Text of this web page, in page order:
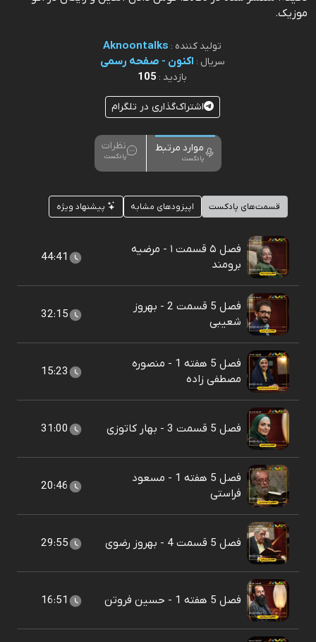
موزیک.
تولید کننده : Aknoontalks
سریال : اکنون - صفحه رسمی
بازدید : 105
اشتراک‌گذاری در تلگرام
موارد مرتبط
پادکست
نظرات
پادکست
قسمت‌های پادکست اپیزودهای مشابه پیشنهاد ویژه
فصل ۵ قسمت ۱ - مرضیه
برومند
44:41
فصل 5 قسمت 2 - بهروز
شعیبی
32:15
فصل 5 هفته 1 - منصوره
مصطفی زاده
15:23
فصل 5 قسمت 3 - بهار کاتوزی 31:00
فصل 5 هفته 1 - مسعود
فراستی
20:46
فصل 5 قسمت 4 - بهروز رضوی 29:55
فصل 5 هفته 1 - حسین فروتن 16:51